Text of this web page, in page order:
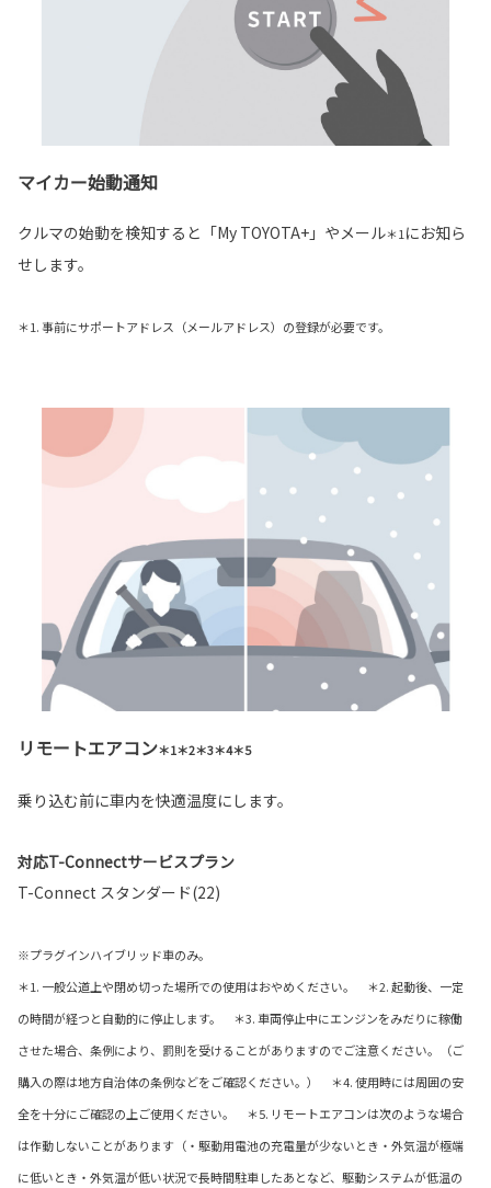
マイカー始動通知
クルマの始動を検知すると「My TOYOTA+」やメール＊1 にお知ら
せします。
＊1. 事前にサポートアドレス（メールアドレス）の登録が必要です。
リモートエアコン＊1＊2＊3＊4＊5
乗り込む前に車内を快適温度にします。
対応T-Connectサービスプラン
T-Connect スタンダード(22)
※プラグインハイブリッド車のみ。
＊1. 一般公道上や閉め切った場所での使用はおやめください。 ＊2. 起動後、一定
の時間が経つと自動的に停止します。 ＊3. 車両停止中にエンジンをみだりに稼働
させた場合、条例により、罰則を受けることがありますのでご注意ください。（ご
購入の際は地方自治体の条例などをご確認ください。） ＊4. 使用時には周囲の安
全を十分にご確認の上ご使用ください。 ＊5. リモートエアコンは次のような場合
は作動しないことがあります（・駆動用電池の充電量が少ないとき・外気温が極端
に低いとき・外気温が低い状況で長時間駐車したあとなど、駆動システムが低温の